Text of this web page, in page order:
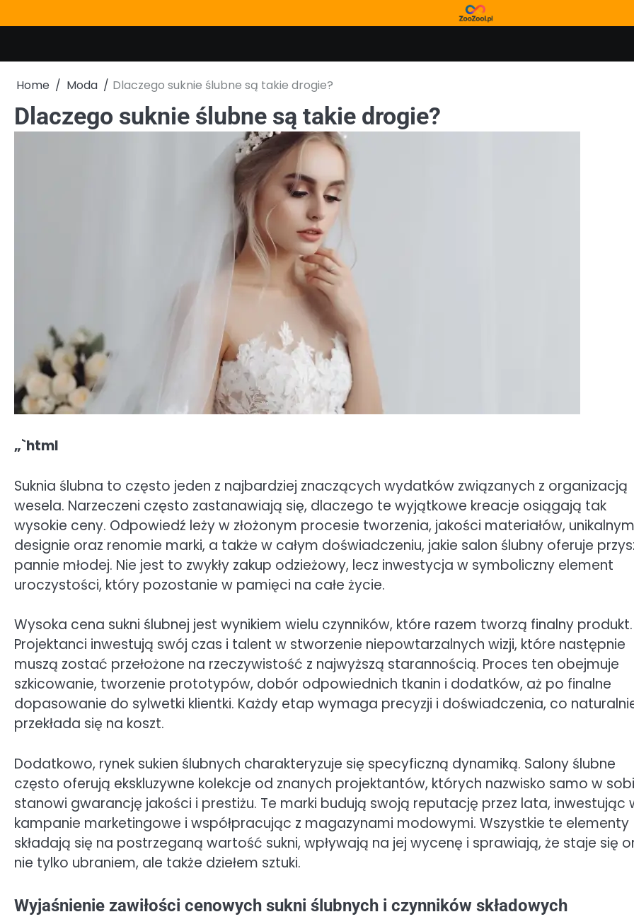
to
Home Moda Dlaczego suknie ślubne są takie drogie?
Dlaczego suknie ślubne są takie drogie?
„`html
Suknia ślubna to często jeden z najbardziej znaczących wydatków związanych z organizacją
wesela. Narzeczeni często zastanawiają się, dlaczego te wyjątkowe kreacje osiągają tak
wysokie ceny. Odpowiedź leży w złożonym procesie tworzenia, jakości materiałów, unikalnym
designie oraz renomie marki, a także w całym doświadczeniu, jakie salon ślubny oferuje
pannie młodej. Nie jest to zwykły zakup odzieżowy, lecz inwestycja w symboliczny element
uroczystości, który pozostanie w pamięci na całe życie.
Wysoka cena sukni ślubnej jest wynikiem wielu czynników, które razem tworzą finalny produkt.
Projektanci inwestują swój czas i talent w stworzenie niepowtarzalnych wizji, które następnie
muszą zostać przełożone na rzeczywistość z najwyższą starannością. Proces ten obejmuje
szkicowanie, tworzenie prototypów, dobór odpowiednich tkanin i dodatków, aż po finalne
dopasowanie do sylwetki klientki. Każdy etap wymaga precyzji i doświadczenia, co
przekłada się na koszt.
Dodatkowo, rynek sukien ślubnych charakteryzuje się specyficzną dynamiką. Salony ślubne
często oferują ekskluzywne kolekcje od znanych projektantów, których nazwisko samo w
stanowi gwarancję jakości i prestiżu. Te marki budują swoją reputację przez lata, inwestując
kampanie marketingowe i współpracując z magazynami modowymi. Wszystkie te elementy
składają się na postrzeganą wartość sukni, wpływają na jej wycenę i sprawiają, że staje się
nie tylko ubraniem, ale także dziełem sztuki.
Wyjaśnienie zawiłości cenowych sukni ślubnych i czynników składowych